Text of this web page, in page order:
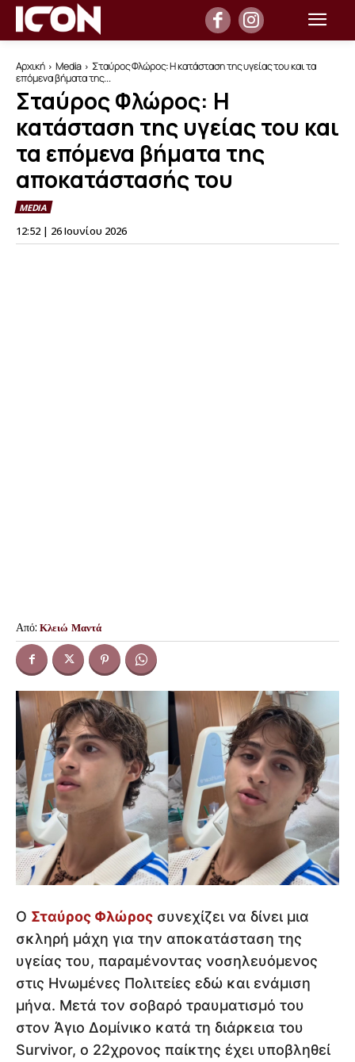
Αρχική Media
Σταύρος Φλώρος: Η κατάσταση της υγείας του και τα
επόμενα βήματα της...
Σταύρος Φλώρος: Η
κατάσταση της υγείας του και
τα επόμενα βήματα της
αποκατάστασής του
MEDIA
12:52 | 26 Ιουνίου 2026
Από: Κλειώ Μαντά
Ο Σταύρος Φλώρος συνεχίζει να δίνει μια
σκληρή μάχη για την αποκατάσταση της
υγείας του, παραμένοντας νοσηλευόμενος
στις Ηνωμένες Πολιτείες εδώ και ενάμιση
μήνα. Μετά τον σοβαρό τραυματισμό του
στον Άγιο Δομίνικο κατά τη διάρκεια του
Survivor, ο 22χρονος παίκτης έχει υποβληθεί